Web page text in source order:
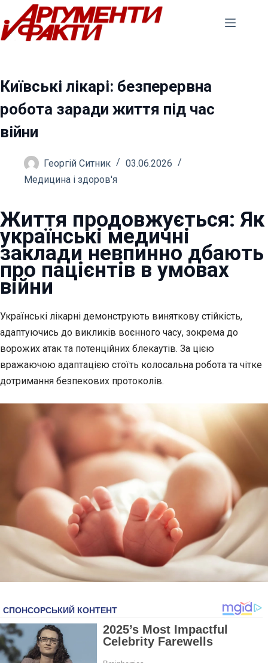
Перейти
до
вмісту
Київські лікарі: безперервна
робота заради життя під час
війни
Георгій Ситник
03.06.2026
Медицина і здоров'я
Життя продовжується: Як
українські медичні
заклади невпинно дбають
про пацієнтів в умовах
війни
Українські лікарні демонструють виняткову стійкість,
адаптуючись до викликів воєнного часу, зокрема до
ворожих атак та потенційних блекаутів. За цією
вражаючою адаптацією стоїть колосальна робота та чітке
дотримання безпекових протоколів.